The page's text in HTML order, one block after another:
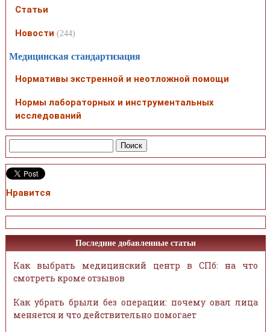
Статьи
Новости (244)
Медицинская стандартизация
Нормативы экстренной и неотложной помощи
Нормы лабораторных и инструментальных
исследований
Нравится
Последние добавленные статьи
Как выбрать медицинский центр в СПб: на что
смотреть кроме отзывов
Как убрать брыли без операции: почему овал лица
меняется и что действительно помогает